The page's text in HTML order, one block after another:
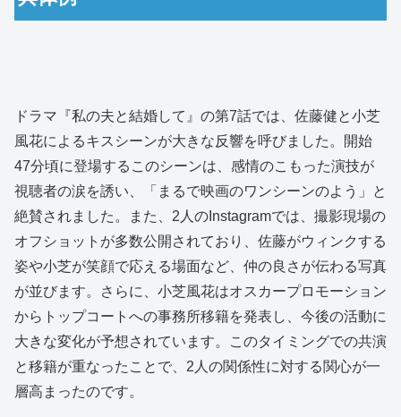
ドラマ『私の夫と結婚して』の第7話では、佐藤健と小芝
風花によるキスシーンが大きな反響を呼びました。開始
47分頃に登場するこのシーンは、感情のこもった演技が
視聴者の涙を誘い、「まるで映画のワンシーンのよう」と
絶賛されました。また、2人のInstagramでは、撮影現場の
オフショットが多数公開されており、佐藤がウィンクする
姿や小芝が笑顔で応える場面など、仲の良さが伝わる写真
が並びます。さらに、小芝風花はオスカープロモーション
からトップコートへの事務所移籍を発表し、今後の活動に
大きな変化が予想されています。このタイミングでの共演
と移籍が重なったことで、2人の関係性に対する関心が一
層高まったのです。